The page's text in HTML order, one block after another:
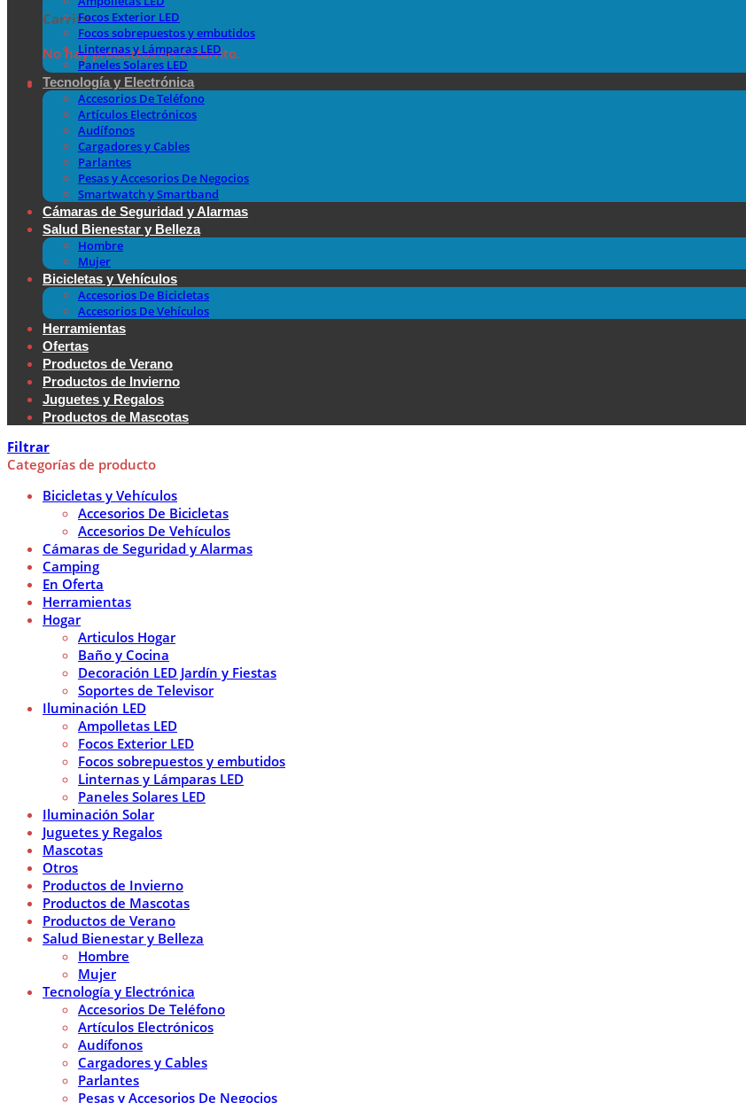
Carrito
No hay productos en el carrito.
Focos Exterior LED
Focos sobrepuestos y embutidos
Linternas y Lámparas LED
Paneles Solares LED
Tecnología y Electrónica
Accesorios De Teléfono
Artículos Electrónicos
Audífonos
Cargadores y Cables
Parlantes
Pesas y Accesorios De Negocios
Smartwatch y Smartband
Cámaras de Seguridad y Alarmas
Salud Bienestar y Belleza
Hombre
Mujer
Bicicletas y Vehículos
Accesorios De Bicicletas
Accesorios De Vehículos
Herramientas
Ofertas
Productos de Verano
Productos de Invierno
Juguetes y Regalos
Productos de Mascotas
Filtrar
Categorías de producto
Bicicletas y Vehículos
Accesorios De Bicicletas
Accesorios De Vehículos
Cámaras de Seguridad y Alarmas
Camping
En Oferta
Herramientas
Hogar
Articulos Hogar
Baño y Cocina
Decoración LED Jardín y Fiestas
Soportes de Televisor
Iluminación LED
Ampolletas LED
Focos Exterior LED
Focos sobrepuestos y embutidos
Linternas y Lámparas LED
Paneles Solares LED
Iluminación Solar
Juguetes y Regalos
Mascotas
Otros
Productos de Invierno
Productos de Mascotas
Productos de Verano
Salud Bienestar y Belleza
Hombre
Mujer
Tecnología y Electrónica
Accesorios De Teléfono
Artículos Electrónicos
Audífonos
Cargadores y Cables
Parlantes
Pesas y Accesorios De Negocios